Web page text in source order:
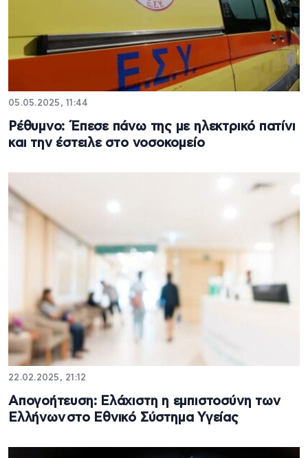
05.05.2025, 11:44
Ρέθυμνο: Έπεσε πάνω της με ηλεκτρικό πατίνι
και την έστειλε στο νοσοκομείο
22.02.2025, 21:12
Απογοήτευση: Ελάχιστη η εμπιστοσύνη των
Ελλήνων στο Εθνικό Σύστημα Υγείας